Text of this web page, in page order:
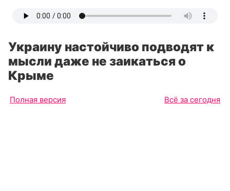
Украину настойчиво подводят к
мысли даже не заикаться о
Крыме
Полная версия Всё за сегодня